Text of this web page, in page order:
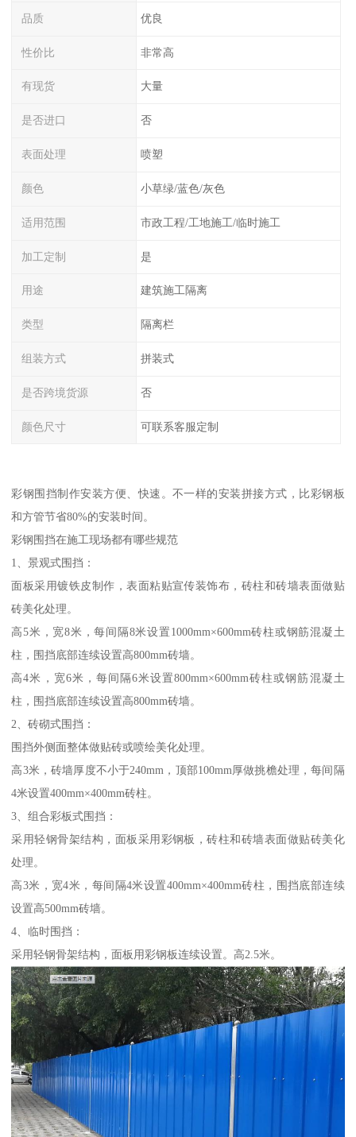
品质 优良
性价比 非常高
有现货 大量
是否进口 否
表面处理 喷塑
颜色 小草绿/蓝色/灰色
适用范围 市政工程/工地施工/临时施工
加工定制 是
用途 建筑施工隔离
类型 隔离栏
组装方式 拼装式
是否跨境货源 否
颜色尺寸 可联系客服定制
彩钢围挡制作安装方便、快速。不一样的安装拼接方式，比彩钢板
和方管节省80%的安装时间。
彩钢围挡在施工现场都有哪些规范
1、景观式围挡：
面板采用镀铁皮制作，表面粘贴宣传装饰布，砖柱和砖墙表面做贴
砖美化处理。
高5米，宽8米，每间隔8米设置1000mm×600mm砖柱或钢筋混凝土
柱，围挡底部连续设置高800mm砖墙。
高4米，宽6米，每间隔6米设置800mm×600mm砖柱或钢筋混凝土
柱，围挡底部连续设置高800mm砖墙。
2、砖砌式围挡：
围挡外侧面整体做贴砖或喷绘美化处理。
高3米，砖墙厚度不小于240mm，顶部100mm厚做挑檐处理，每间隔
4米设置400mm×400mm砖柱。
3、组合彩板式围挡：
采用轻钢骨架结构，面板采用彩钢板，砖柱和砖墙表面做贴砖美化
处理。
高3米，宽4米，每间隔4米设置400mm×400mm砖柱，围挡底部连续
设置高500mm砖墙。
4、临时围挡：
采用轻钢骨架结构，面板用彩钢板连续设置。高2.5米。